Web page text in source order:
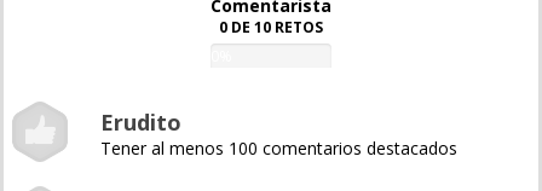
Comentarista
0 DE 10 RETOS
Erudito
Tener al menos 100 comentarios destacados